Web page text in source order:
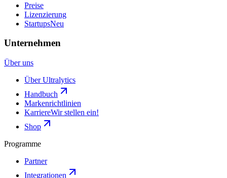
Preise
Lizenzierung
StartupsNeu
Unternehmen
Über uns
Über Ultralytics
Handbuch
Markenrichtlinien
KarriereWir stellen ein!
Shop
Programme
Partner
Integrationen